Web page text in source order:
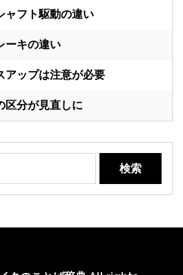
ャフト駆動の違い
ーキの違い
アップは注意が必要
区分が見直しに